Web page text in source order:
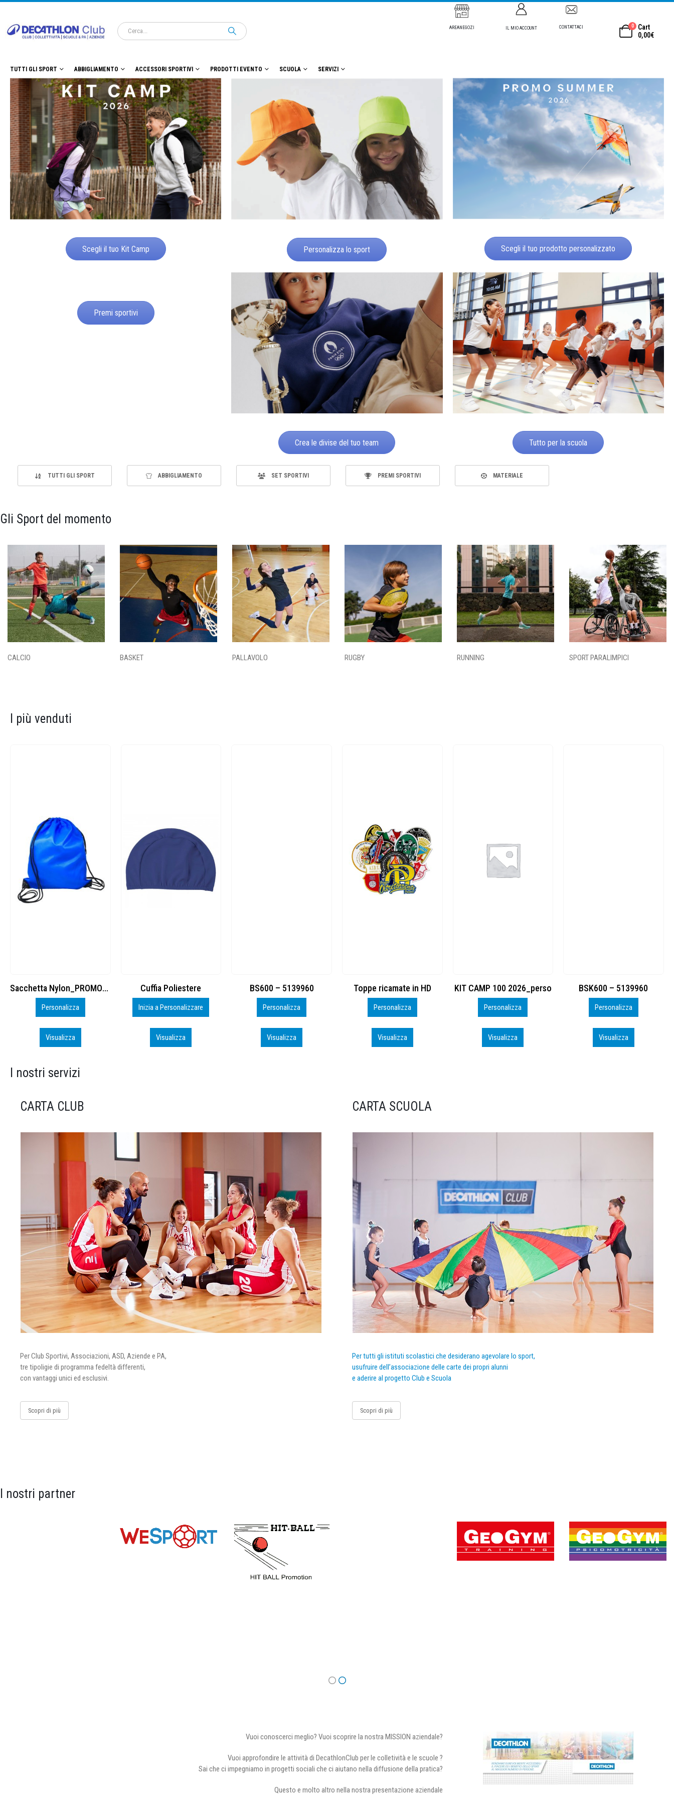
AREANEGOZI IL MIO ACCOUNT CONTATTACI 0
Cart
0,00€
TUTTI GLI SPORT ABBIGLIAMENTO ACCESSORI SPORTIVI PRODOTTI EVENTO SCUOLA SERVIZI
Scegli il tuo Kit Camp Personalizza lo sport Scegli il tuo prodotto personalizzato
Premi sportivi
Crea le divise del tuo team Tutto per la scuola
TUTTI GLI SPORT ABBIGLIAMENTO SET SPORTIVI PREMI SPORTIVI MATERIALE
Gli Sport del momento
CALCIO BASKET PALLAVOLO RUGBY RUNNING SPORT PARALIMPICI
I più venduti
Cuffia Poliestere
Inizia a Personalizzare
Visualizza
BS600 – 5139960
Personalizza
Visualizza
Toppe ricamate in HD
Personalizza
Visualizza
KIT CAMP 100 2026_perso
Personalizza
Visualizza
BSK600 – 5139960
Personalizza
Visualizza
DTF
Personalizza
Visualizza
I nostri servizi
CARTA CLUB
Per Club Sportivi, Associazioni, ASD, Aziende e PA,
tre tipoligie di programma fedeltà differenti,
con vantaggi unici ed esclusivi.
Scopri di più
CARTA SCUOLA
Per tutti gli istituti scolastici che desiderano agevolare lo sport,
usufruire dell’associazione delle carte dei propri alunni
e aderire al progetto Club e Scuola
Scopri di più
I nostri partner
Vuoi conoscerci meglio? Vuoi scoprire la nostra MISSION aziendale?
Vuoi approfondire le attività di DecathlonClub per le colletività e le scuole ?
Sai che ci impegniamo in progetti sociali che ci aiutano nella diffusione della pratica?
Questo e molto altro nella nostra presentazione aziendale